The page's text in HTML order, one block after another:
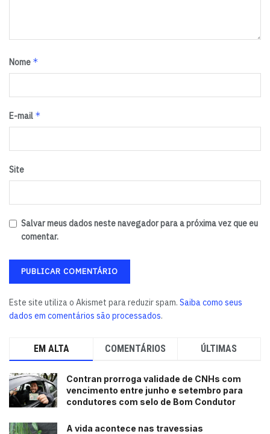
Nome *
E-mail *
Site
Salvar meus dados neste navegador para a próxima vez que eu
comentar.
Este site utiliza o Akismet para reduzir spam. Saiba como seus
dados em comentários são processados.
EM ALTA COMENTÁRIOS ÚLTIMAS
Contran prorroga validade de CNHs com
vencimento entre junho e setembro para
condutores com selo de Bom Condutor
A vida acontece nas travessias